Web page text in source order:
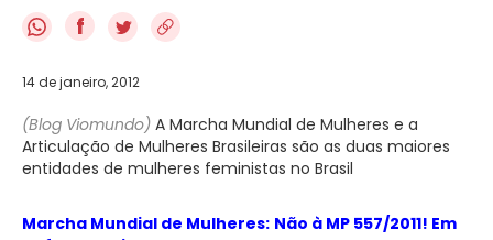
f
14 de janeiro, 2012
(Blog Viomundo) A Marcha Mundial de Mulheres e a
Articulação de Mulheres Brasileiras são as duas maiores
entidades de mulheres feministas no Brasil
Marcha Mundial de Mulheres: Não à MP 557/2011! Em